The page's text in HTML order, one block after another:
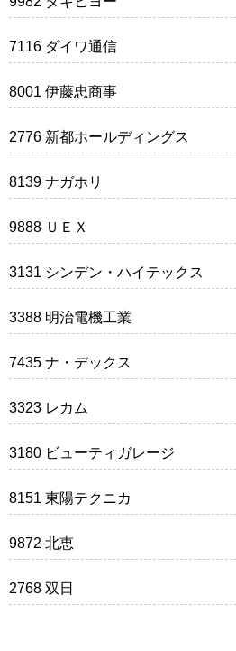
7116 ダイワ通信
8001 伊藤忠商事
2776 新都ホールディングス
8139 ナガホリ
9888 ＵＥＸ
3131 シンデン・ハイテックス
3388 明治電機工業
7435 ナ・デックス
3323 レカム
3180 ビューティガレージ
8151 東陽テクニカ
9872 北恵
2768 双日